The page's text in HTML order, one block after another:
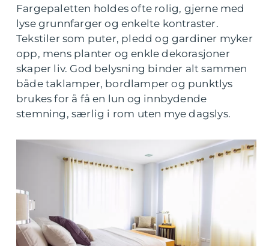
Fargepaletten holdes ofte rolig, gjerne med
lyse grunnfarger og enkelte kontraster.
Tekstiler som puter, pledd og gardiner myker
opp, mens planter og enkle dekorasjoner
skaper liv. God belysning binder alt sammen
både taklamper, bordlamper og punktlys
brukes for å få en lun og innbydende
stemning, særlig i rom uten mye dagslys.